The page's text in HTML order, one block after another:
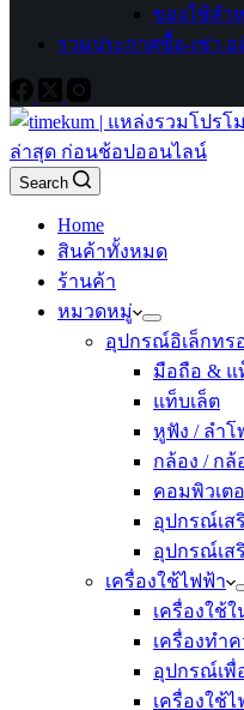
ของใช้สำ
รวมประกาศซื้อ-เช่า
Search
Home
สินค้าทั้งหมด
ร้านค้า
หมวดหมู่
อุปกรณ์อิเล็กทร
มือถือ & แ
แท็บเล็ต
หูฟัง / ลำโ
กล้อง / ก
คอมพิวเต
อุปกรณ์เส
อุปกรณ์เส
เครื่องใช้ไฟฟ้า
เครื่องใช้
เครื่องทำ
อุปกรณ์เพื่
เครื่องใช้